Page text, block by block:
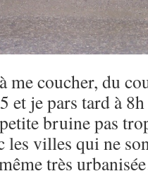
me coucher, du
et je pars tard à
bruine pas
les villes qui ne
très